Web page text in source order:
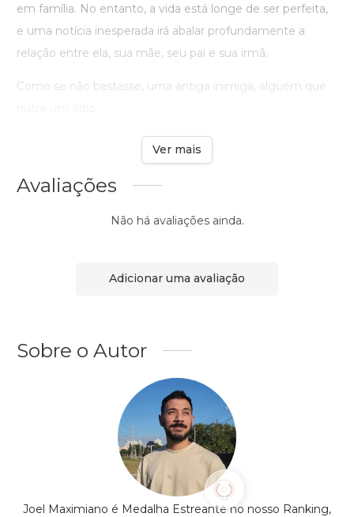
em família. No entanto, a vida está longe de ser perfeita,
e uma notícia inesperada irá abalar profundamente a
relação entre ela, sua mãe, seu pai e sua irmã.
Como se não bastasse, uma antiga inimiga, alguém que
Ver mais
Avaliações
Não há avaliações ainda.
Adicionar uma avaliação
Sobre o Autor
Joel Maximiano é Medalha Estreante no nosso Ranking,